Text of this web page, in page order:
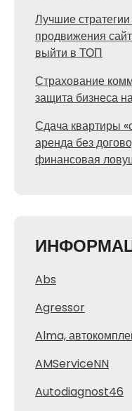
Лучшие
продвижения
выйти в ТОП
Страхование
защита бизнеса
Сдача квартиры
аренда без
финансовая
Abs
Agressor
Alma,
AMServiceNN
Autodiagnost46